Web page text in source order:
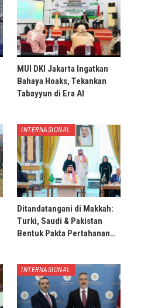
MUI DKI Jakarta Ingatkan
Bahaya Hoaks, Tekankan
Tabayyun di Era AI
INTERNASIONAL
Ditandatangani di Makkah:
Turki, Saudi & Pakistan
Bentuk Pakta Pertahanan…
INTERNASIONAL